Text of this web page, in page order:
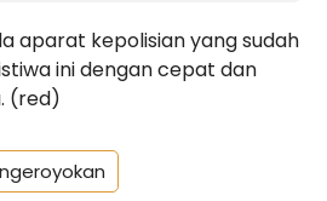
aparat kepolisian yang sudah
ini dengan cepat dan
(red)